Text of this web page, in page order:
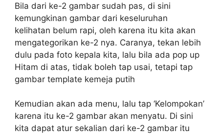
Bila dari ke-2 gambar sudah pas, di sini
kemungkinan gambar dari keseluruhan
kelihatan belum rapi, oleh karena itu kita akan
mengategorikan ke-2 nya. Caranya, tekan lebih
dulu pada foto kepala kita, lalu bila ada pop up
Hitam di atas, tidak boleh tap usai, tetapi tap
gambar template kemeja putih
Kemudian akan ada menu, lalu tap ‘Kelompokan’
karena itu ke-2 gambar akan menyatu. Di sini
kita dapat atur sekalian dari ke-2 gambar itu